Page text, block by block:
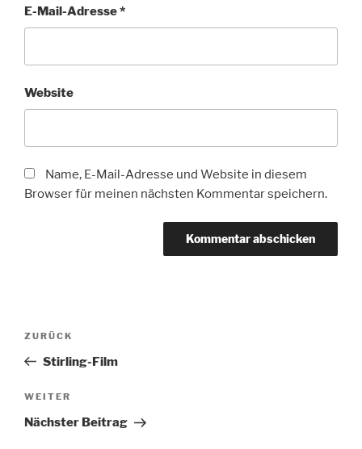
E-Mail-Adresse*
Website
Name, E-Mail-Adresse und Website in diesem
Browser für meinen nächsten Kommentar speichern.
Beitragsnavigation
Vorheriger
Beitrag
ZURÜCK
Stirling-Film
Nächster
Beitrag
WEITER
Nächster Beitrag